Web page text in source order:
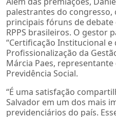
palestrantes do
principais fóruns de
RPPS brasileiros. O gestor
“Certificação Institucional e
Profissionalização da
Márcia Paes,
Previdência Social.
“É uma satisfação
Salvador em um dos mais
previdenciários do país.